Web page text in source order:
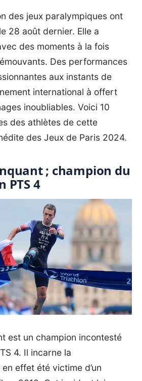
des jeux paralympiques ont
28 août dernier. Elle a
des moments à la fois
Des performances
aux instants de
international à offert
inoubliables. Voici 10
des athlètes de cette
des Jeux de Paris 2024.
; champion du
4
est un champion incontesté
4. Il incarne la
effet été victime d’un